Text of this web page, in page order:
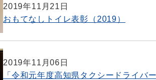
2019年11月21日
おもてなしトイレ表彰（2019）
2019年11月06日
「令和元年度高知県タクシードライバ